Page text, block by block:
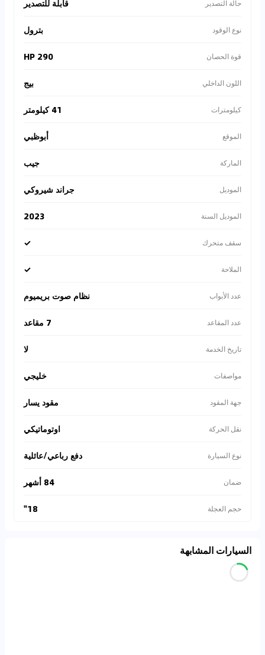
حالة التصدير قابلة للتصدير
نوع الوقود بترول
قوة الحصان 290 HP
اللون الداخلي بيج
كيلومترات 41 كيلومتر
الموقع أبوظبي
الماركة جيب
الموديل جراند شيروكي
الموديل السنة 2023
سقف متحرك ✓
الملاحة ✓
عدد الأبواب نظام صوت بريميوم
عدد المقاعد 7 مقاعد
تاريخ الخدمة لا
مواصفات خليجي
جهة المقود مقود يسار
نقل الحركة اوتوماتيكي
نوع السيارة دفع رباعي/عائلية
ضمان 84 أشهر
حجم العجلة 18"
السيارات المشابهة